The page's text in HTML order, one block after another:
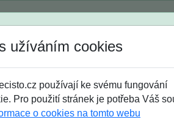
Jak si vybrat
střední maturanti soutěže
užíváním cookies
používají ke svému fungování
Pro použití stránek je potřeba Váš
o cookies na tomto webu